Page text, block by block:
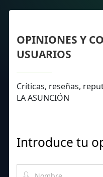
OPINIONES Y
USUARIOS
Críticas, reseñas,
LA ASUNCIÓN
Introduce tu